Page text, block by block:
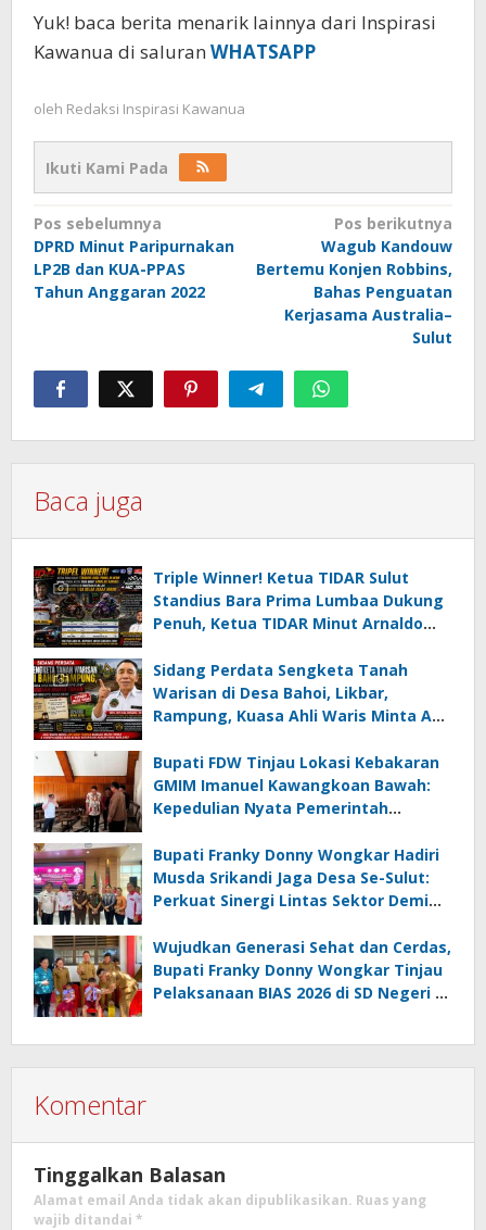
Yuk! baca berita menarik lainnya dari Inspirasi
Kawanua di saluran WHATSAPP
oleh Redaksi Inspirasi Kawanua
Ikuti Kami Pada
Navigasi
pos
Pos sebelumnya
DPRD Minut Paripurnakan
LP2B dan KUA-PPAS
Tahun Anggaran 2022
Pos berikutnya
Wagub Kandouw
Bertemu Konjen Robbins,
Bahas Penguatan
Kerjasama Australia–
Sulut
Baca juga
Triple Winner! Ketua TIDAR Sulut
Standius Bara Prima Lumbaa Dukung
Penuh, Ketua TIDAR Minut Arnaldo
05 MC JOE Sapu Bersih Tiga Gelar
Juara Umum
Sidang Perdata Sengketa Tanah
Warisan di Desa Bahoi, Likbar,
Rampung, Kuasa Ahli Waris Minta APH
Korupsi Dandes
Bupati FDW Tinjau Lokasi Kebakaran
GMIM Imanuel Kawangkoan Bawah:
Kepedulian Nyata Pemerintah
Terdampak
Bupati Franky Donny Wongkar Hadiri
Musda Srikandi Jaga Desa Se-Sulut:
Perkuat Sinergi Lintas Sektor Demi
Wujudkan Generasi Sehat dan Cerdas,
Bupati Franky Donny Wongkar Tinjau
Pelaksanaan BIAS 2026 di SD Negeri 2
Komentar
Tinggalkan Balasan
Alamat email Anda tidak akan dipublikasikan. Ruas yang
wajib ditandai *